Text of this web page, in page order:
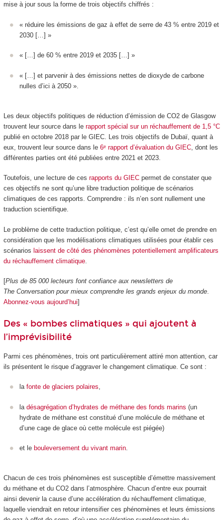
mise à jour sous la forme de trois objectifs chiffrés :
« réduire les émissions de gaz à effet de serre de 43 % entre 2019 et
2030 […] »
« […] de 60 % entre 2019 et 2035 […] »
« […] et parvenir à des émissions nettes de dioxyde de carbone
nulles d’ici à 2050 ».
Les deux objectifs politiques de réduction d’émission de CO2de Glasgow
trouvent leur source dans le rapport spécial sur un réchauffement de 1,5 °C
publié en octobre 2018 par le GIEC. Les trois objectifs de Dubaï, quant à
eux, trouvent leur source dans le 6ᵉ rapport d’évaluation du GIEC, dont les
différentes parties ont été publiées entre 2021 et 2023.
Toutefois, une lecture de ces rapports du GIECpermet de constater que
ces objectifs ne sont qu’une libre traduction politique de scénarios
climatiques de ces rapports. Comprendre : ils n’en sont nullement une
traduction scientifique.
Le problème de cette traduction politique, c’est qu’elle omet de prendre en
considération que les modélisations climatiques utilisées pour établir ces
scénarios laissent de côté des phénomènes potentiellement amplificateurs
du réchauffement climatique.
[Plus de 85 000 lecteurs font confiance aux newsletters de
The Conversation pour mieux comprendre les grands enjeux du monde.
Abonnez-vous aujourd’hui]
Des « bombes climatiques » qui ajoutent à
l’imprévisibilité
Parmi ces phénomènes, trois ont particulièrement attiré mon attention, car
ils présentent le risque d’aggraver le changement climatique. Ce sont :
la fonte de glaciers polaires,
la désagrégation d’hydrates de méthane des fonds marins (un
hydrate de méthane est constitué d’une molécule de méthane et
d’une cage de glace où cette molécule est piégée)
et le bouleversement du vivant marin.
Chacun de ces trois phénomènes est susceptible d’émettre massivement
du méthane et du CO2dans l’atmosphère. Chacun d’entre eux pourrait
ainsi devenir la cause d’une accélération du réchauffement climatique,
laquelle viendrait en retour intensifier ces phénomènes et leurs émissions